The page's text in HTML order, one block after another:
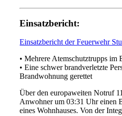
Einsatzbericht:
Einsatzbericht der Feuerwehr
• Mehrere Atemschutztrupps im
• Eine schwer brandverletzte
Brandwohnung gerettet
Über den europaweiten Notruf
Anwohner um 03:31 Uhr einen
eines Wohnhauses. Von der